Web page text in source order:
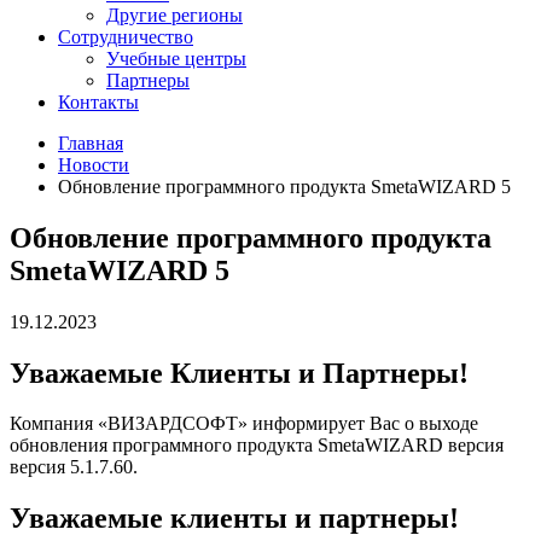
Другие регионы
Сотрудничество
Учебные центры
Партнеры
Контакты
Главная
Новости
Обновление программного продукта SmetaWIZARD 5
Обновление программного продукта
SmetaWIZARD 5
19.12.2023
Уважаемые Клиенты и Партнеры!
Компания «ВИЗАРДСОФТ» информирует Вас о выходе
обновления программного продукта SmetaWIZARD версия
версия 5.1.7.60.
Уважаемые клиенты и партнеры!